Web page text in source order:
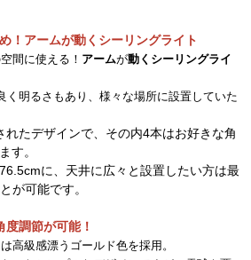
！アームが動くシーリングライト
間に使える！ アームが動くシーリングライ
く明るさもあり、様々な場所に設置していた
たデザインで、その内4本はお好きな角
す。
に、天井に広々と設置したい方は最
が可能です。
調節が可能！
高級感漂うゴールド色を採用。